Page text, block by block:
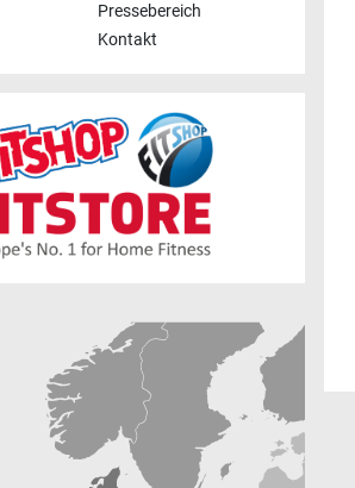
Pressebereich
Kontakt